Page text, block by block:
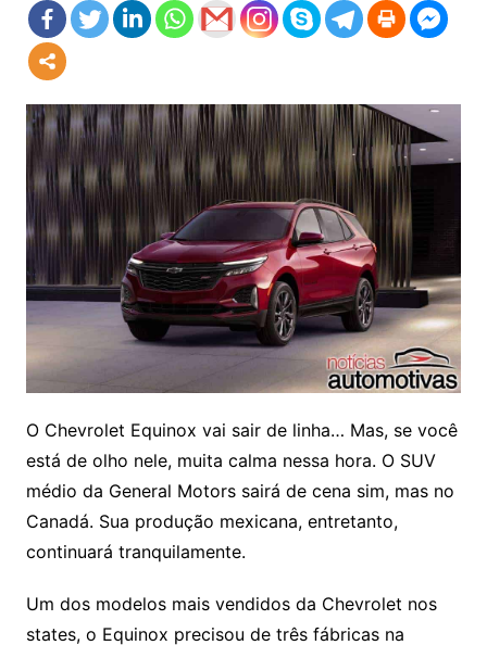
O Chevrolet Equinox vai sair de linha… Mas, se você
está de olho nele, muita calma nessa hora. O SUV
médio da General Motors sairá de cena sim, mas no
Canadá. Sua produção mexicana, entretanto,
continuará tranquilamente.
Um dos modelos mais vendidos da Chevrolet nos
states, o Equinox precisou de três fábricas na